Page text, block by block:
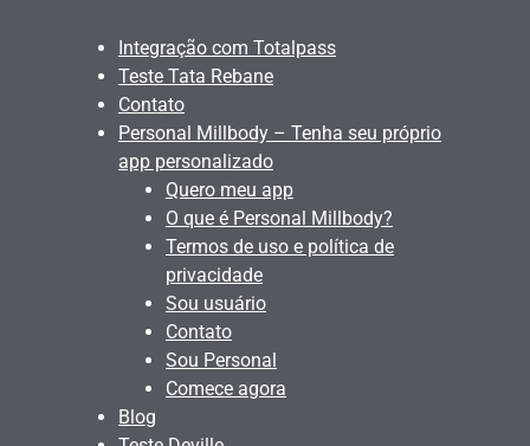
Integração com Totalpass
Teste Tata Rebane
Contato
Personal Millbody – Tenha seu próprio
app personalizado
Quero meu app
O que é Personal Millbody?
Termos de uso e política de
privacidade
Sou usuário
Contato
Sou Personal
Comece agora
Blog